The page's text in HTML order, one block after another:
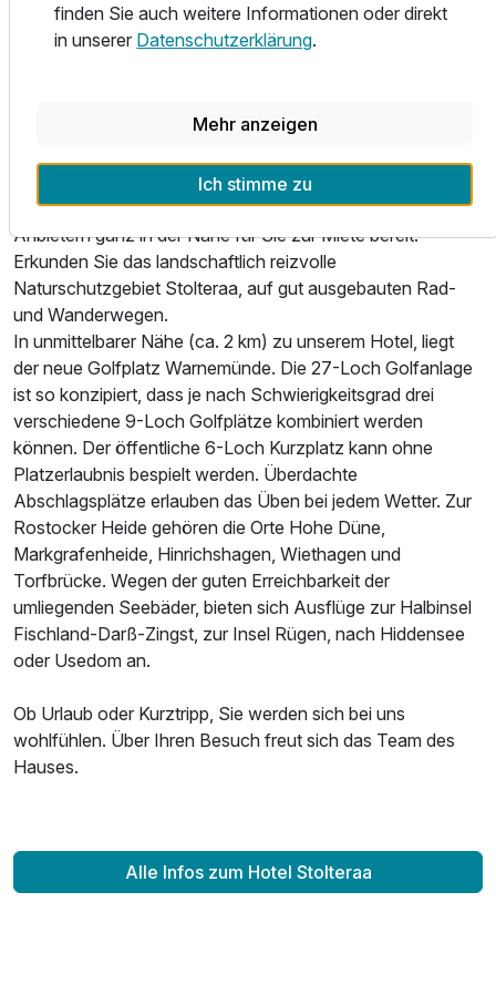
Während der Sommermonate hat der Biergarten direkt vor
dem Hotel ganztägig geöffnet. Das reichhaltige
zu leckerem Abendessen im Restaurant mit Meeresblick
Strandkörbe und Fahrräder stehen von günstigen
Anbietern ganz in der Nähe für Sie zur Miete bereit.
Erkunden Sie das landschaftlich reizvolle
Naturschutzgebiet Stolteraa, auf gut ausgebauten Rad-
und Wanderwegen.
In unmittelbarer Nähe (ca. 2 km) zu unserem Hotel, liegt
der neue Golfplatz Warnemünde. Die 27-Loch Golfanlage
ist so konzipiert, dass je nach Schwierigkeitsgrad drei
verschiedene 9-Loch Golfplätze kombiniert werden
können. Der öffentliche 6-Loch Kurzplatz kann ohne
Platzerlaubnis bespielt werden. Überdachte
Abschlagsplätze erlauben das Üben bei jedem Wetter. Zur
Rostocker Heide gehören die Orte Hohe Düne,
Markgrafenheide, Hinrichshagen, Wiethagen und
Torfbrücke. Wegen der guten Erreichbarkeit der
umliegenden Seebäder, bieten sich Ausflüge zur Halbinsel
Fischland-Darß-Zingst, zur Insel Rügen, nach Hiddensee
oder Usedom an.
Ob Urlaub oder Kurztripp, Sie werden sich bei uns
wohlfühlen. Über Ihren Besuch freut sich das Team des
Hauses.
Alle Infos zum Hotel Stolteraa
finden Sie auch weitere Informationen oder direkt
in unserer Datenschutzerklärung.
Mehr anzeigen
Ich stimme zu